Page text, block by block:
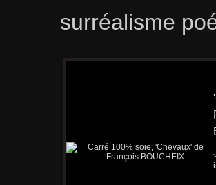
surréalisme